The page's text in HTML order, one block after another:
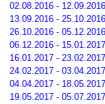
02.08.2016 - 12.09.2016
13.09.2016 - 25.10.2016
26.10.2016 - 05.12.2016
06.12.2016 - 15.01.2017
16.01.2017 - 23.02.2017
24.02.2017 - 03.04.2017
04.04.2017 - 18.05.2017
19.05.2017 - 05.07.2017